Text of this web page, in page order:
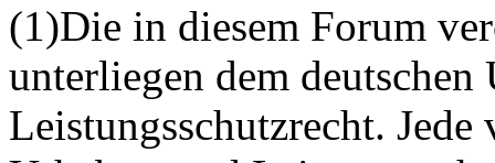
(1)Die in diesem Forum
unterliegen dem deutschen
Leistungsschutzrecht. Jede